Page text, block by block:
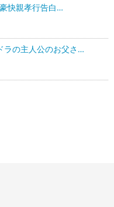
快親孝行告白…
ラの主人公のお父さ…